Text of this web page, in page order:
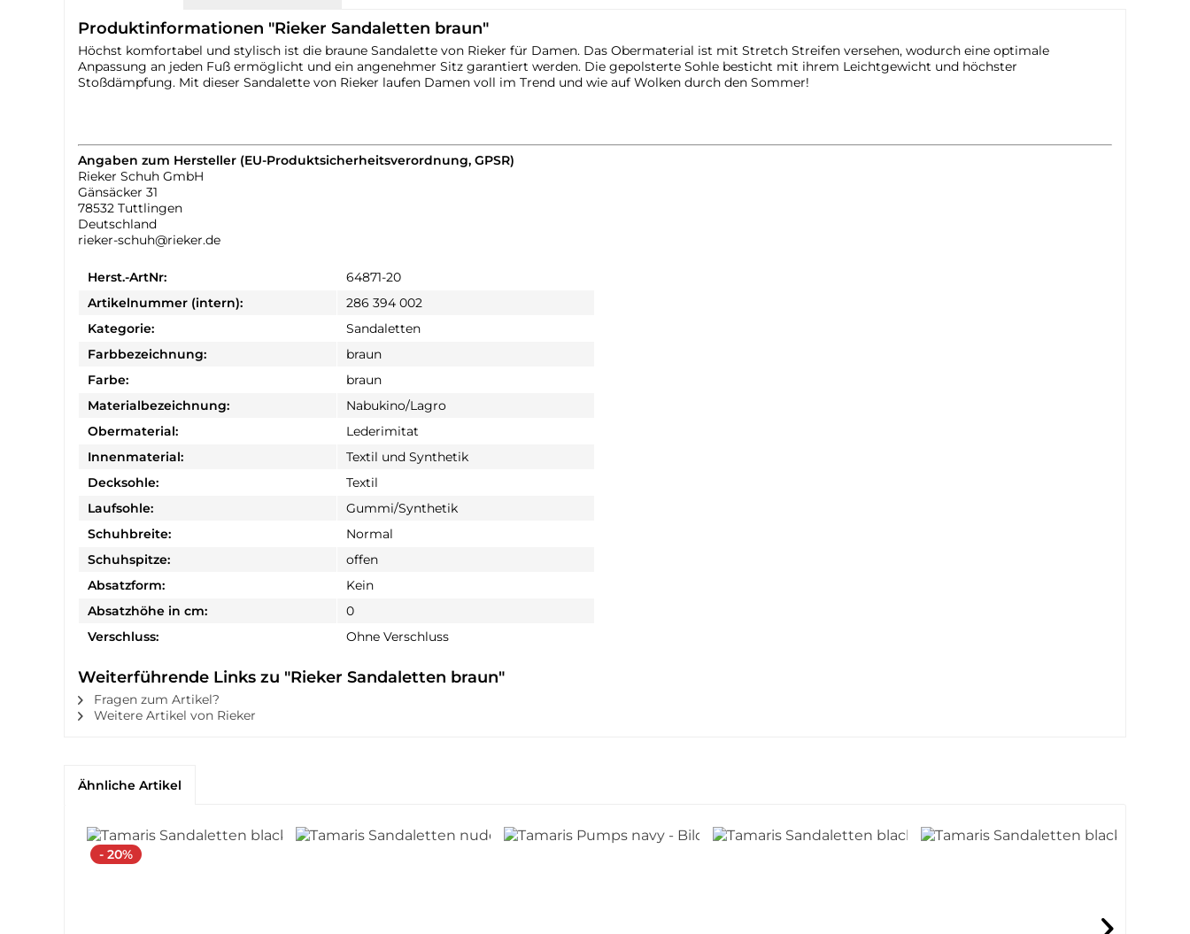
Produktinformationen "Rieker Sandaletten braun"
Höchst komfortabel und stylisch ist die braune Sandalette von Rieker für Damen. Das Obermaterial ist mit Stretch Streifen versehen, wodurch eine optimale
Anpassung an jeden Fuß ermöglicht und ein angenehmer Sitz garantiert werden. Die gepolsterte Sohle besticht mit ihrem Leichtgewicht und höchster
Stoßdämpfung. Mit dieser Sandalette von Rieker laufen Damen voll im Trend und wie auf Wolken durch den Sommer!
Angaben zum Hersteller (EU-Produktsicherheitsverordnung, GPSR)
Rieker Schuh GmbH
Gänsäcker 31
78532 Tuttlingen
Deutschland
rieker-schuh@rieker.de
Herst.-ArtNr:
64871-20
Artikelnummer (intern):
286 394 002
Kategorie:
Sandaletten
Farbbezeichnung:
braun
Farbe:
braun
Materialbezeichnung:
Nabukino/Lagro
Obermaterial:
Lederimitat
Innenmaterial:
Textil und Synthetik
Decksohle:
Textil
Laufsohle:
Gummi/Synthetik
Schuhbreite:
Normal
Schuhspitze:
offen
Absatzform:
Kein
Absatzhöhe in cm:
0
Verschluss:
Ohne Verschluss
Weiterführende Links zu "Rieker Sandaletten braun"
Fragen zum Artikel?
Weitere Artikel von Rieker
Ähnliche Artikel
- 20%